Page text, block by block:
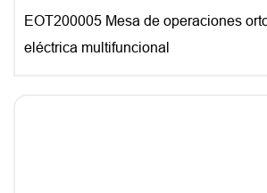
EOT200005 Mesa de operaciones
eléctrica multifuncional